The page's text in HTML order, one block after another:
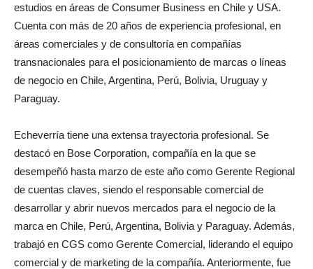
estudios en áreas de Consumer Business en Chile y USA.
Cuenta con más de 20 años de experiencia profesional, en
áreas comerciales y de consultoría en compañías
transnacionales para el posicionamiento de marcas o líneas
de negocio en Chile, Argentina, Perú, Bolivia, Uruguay y
Paraguay.
Echeverría tiene una extensa trayectoria profesional. Se
destacó en Bose Corporation, compañía en la que se
desempeñó hasta marzo de este año como Gerente Regional
de cuentas claves, siendo el responsable comercial de
desarrollar y abrir nuevos mercados para el negocio de la
marca en Chile, Perú, Argentina, Bolivia y Paraguay. Además,
trabajó en CGS como Gerente Comercial, liderando el equipo
comercial y de marketing de la compañía. Anteriormente, fue